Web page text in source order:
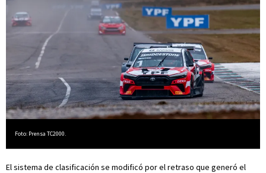
Foto: Prensa TC2000.
El sistema de clasificación se modificó por el retraso que generó el